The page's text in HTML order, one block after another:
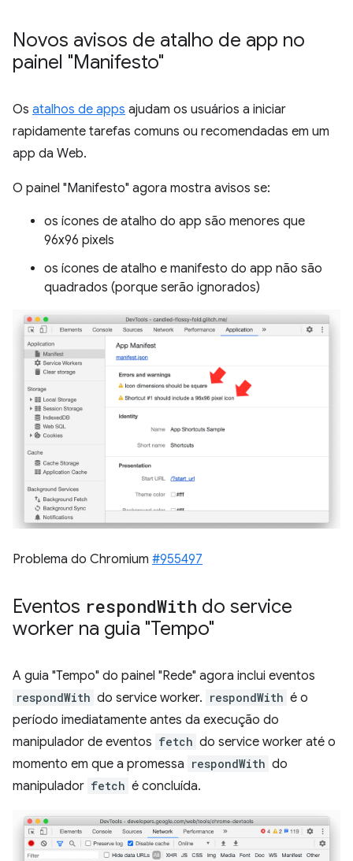
Novos avisos de atalho de app no
painel "Manifesto"
Os atalhos de apps ajudam os usuários a iniciar
rapidamente tarefas comuns ou recomendadas em um
app da Web.
O painel "Manifesto" agora mostra avisos se:
os ícones de atalho do app são menores que
96x96 pixels
os ícones de atalho e manifesto do app não são
quadrados (porque serão ignorados)
Problema do Chromium #955497
Eventos respondWith do service
worker na guia "Tempo"
A guia "Tempo" do painel "Rede" agora inclui eventos
respondWith do service worker. respondWith é o
período imediatamente antes da execução do
manipulador de eventos fetch do service worker até o
momento em que a promessa respondWith do
manipulador fetch é concluída.